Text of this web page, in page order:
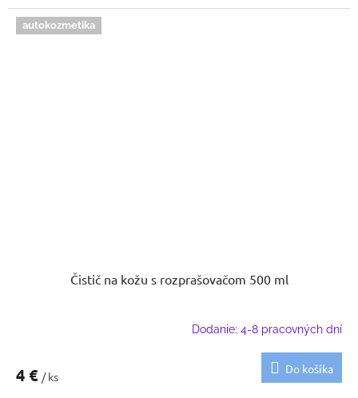
autokozmetika
Čistič na kožu s rozprašovačom 500 ml
Dodanie: 4-8 pracovných dní
4 € / ks
Do košíka